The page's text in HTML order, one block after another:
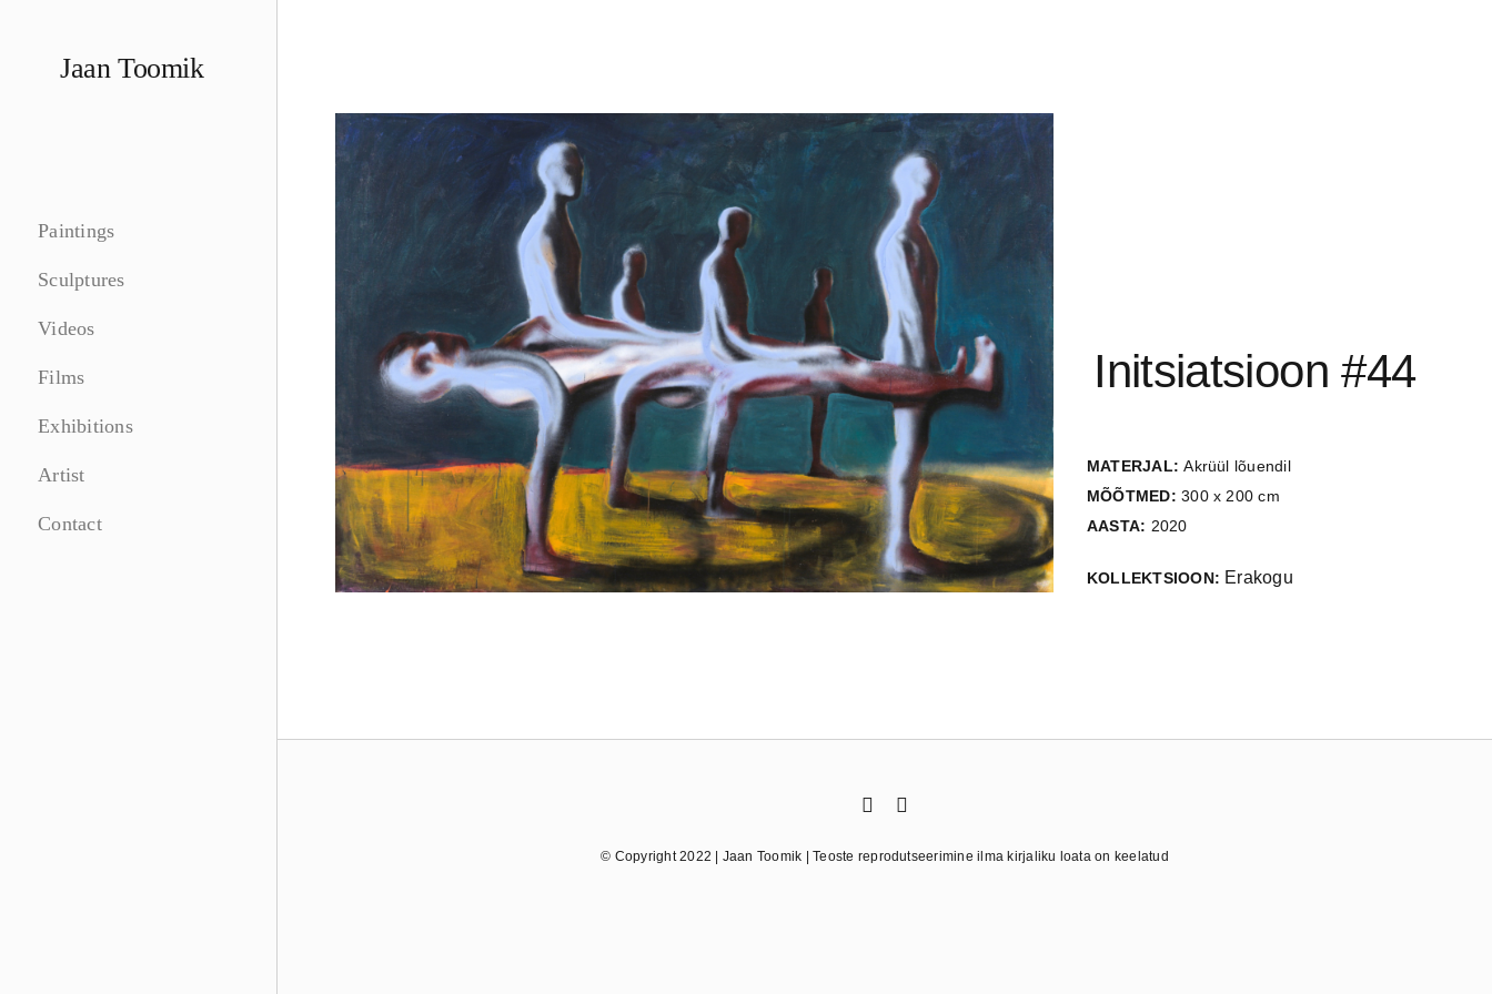
Jaan Toomik
Paintings
Sculptures
Videos
Films
Exhibitions
Artist
Contact
Initsiatsioon #44
MATERJAL: Akrüül lõuendil
MÕÕTMED: 300 x 200 cm
AASTA: 2020
KOLLEKTSIOON: Erakogu
© Copyright 2022 | Jaan Toomik | Teoste reprodutseerimine ilma kirjaliku loata on keelatud